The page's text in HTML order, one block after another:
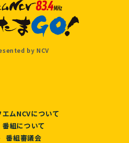
by NCV
エムNCVについて
番組について
番組審議会